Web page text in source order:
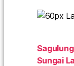
Sungai